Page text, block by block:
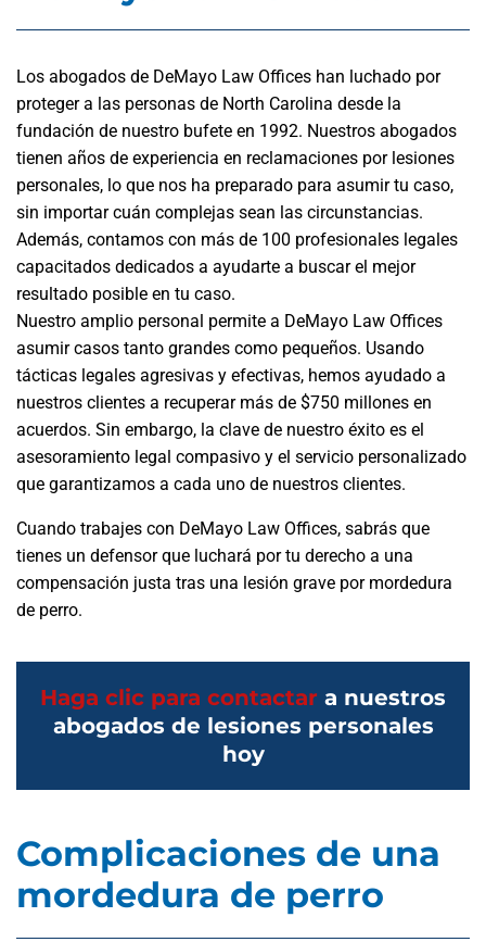
Los abogados de DeMayo Law Offices han luchado por
proteger a las personas de North Carolina desde la
fundación de nuestro bufete en 1992. Nuestros abogados
tienen años de experiencia en reclamaciones por lesiones
personales, lo que nos ha preparado para asumir tu caso,
sin importar cuán complejas sean las circunstancias.
Además, contamos con más de 100 profesionales legales
capacitados dedicados a ayudarte a buscar el mejor
resultado posible en tu caso.
Nuestro amplio personal permite a DeMayo Law Offices
asumir casos tanto grandes como pequeños. Usando
tácticas legales agresivas y efectivas, hemos ayudado a
nuestros clientes a recuperar más de $750 millones en
acuerdos. Sin embargo, la clave de nuestro éxito es el
asesoramiento legal compasivo y el servicio personalizado
que garantizamos a cada uno de nuestros clientes.
Cuando trabajes con DeMayo Law Offices, sabrás que
tienes un defensor que luchará por tu derecho a una
compensación justa tras una lesión grave por mordedura
de perro.
Haga clic para contactar a nuestros
abogados de lesiones personales
hoy
Complicaciones de una
mordedura de perro